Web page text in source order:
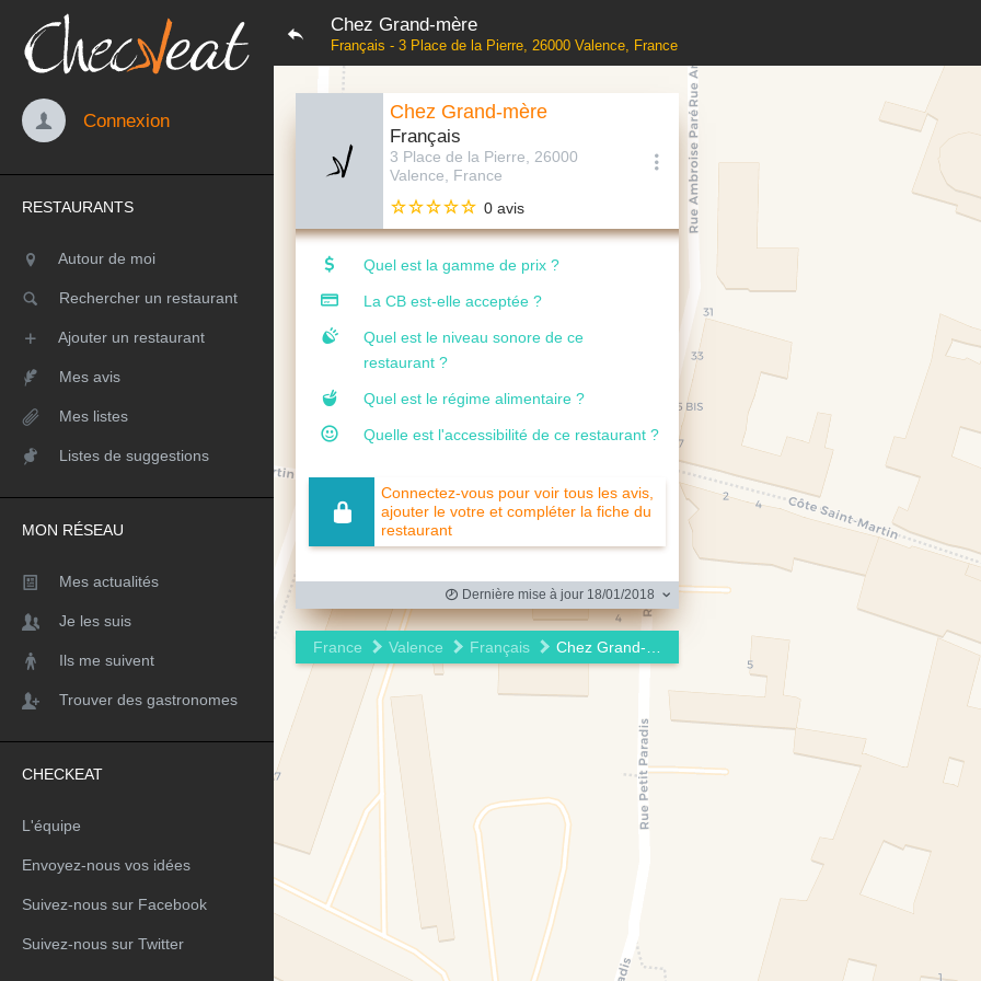
Chez Grand-mère
Français - 3 Place de la Pierre, 26000 Valence, France
Connexion
RESTAURANTS
Autour de moi
Rechercher un restaurant
Ajouter un restaurant
Mes avis
Mes listes
Listes de suggestions
MON RÉSEAU
Mes actualités
Je les suis
Ils me suivent
Trouver des gastronomes
CHECKEAT
L'équipe
Envoyez-nous vos idées
Suivez-nous sur Facebook
Suivez-nous sur Twitter
Chez Grand-mère
Français
3 Place de la Pierre, 26000
Valence, France
0 avis
Quel est la gamme de prix ?
La CB est-elle acceptée ?
Quel est le niveau sonore de ce
restaurant ?
Quel est le régime alimentaire ?
Quelle est l'accessibilité de ce restaurant ?
Connectez-vous pour voir tous les avis,
ajouter le votre et compléter la fiche du
restaurant
Dernière mise à jour 18/01/2018
France Valence Français